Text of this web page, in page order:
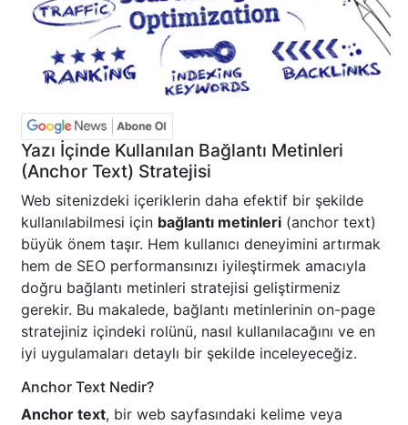
Yazı İçinde Kullanılan Bağlantı Metinleri
(Anchor Text) Stratejisi
Web sitenizdeki içeriklerin daha efektif bir şekilde
kullanılabilmesi için bağlantı metinleri (anchor text)
büyük önem taşır. Hem kullanıcı deneyimini artırmak
hem de SEO performansınızı iyileştirmek amacıyla
doğru bağlantı metinleri stratejisi geliştirmeniz
gerekir. Bu makalede, bağlantı metinlerinin on-page
stratejiniz içindeki rolünü, nasıl kullanılacağını ve en
iyi uygulamaları detaylı bir şekilde inceleyeceğiz.
Anchor Text Nedir?
Anchor text, bir web sayfasındaki kelime veya